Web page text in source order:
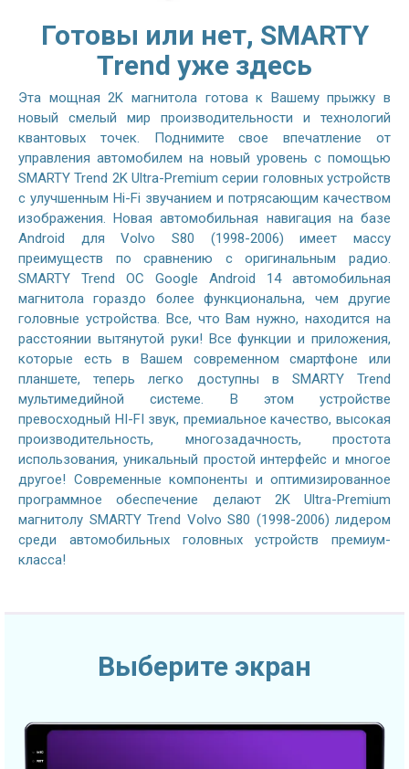
Готовы или нет, SMARTY
Trend уже здесь
Эта мощная 2K магнитола готова к Вашему прыжку в
новый смелый мир производительности и технологий
квантовых точек. Поднимите свое впечатление от
управления автомобилем на новый уровень с помощью
SMARTY Trend 2K Ultra-Premium серии головных устройств
с улучшенным Hi-Fi звучанием и потрясающим качеством
изображения. Новая автомобильная навигация на базе
Android для Volvo S80 (1998-2006) имеет массу
преимуществ по сравнению с оригинальным радио.
SMARTY Trend ОС Google Android 14 автомобильная
магнитола гораздо более функциональна, чем другие
головные устройства. Все, что Вам нужно, находится на
расстоянии вытянутой руки! Все функции и приложения,
которые есть в Вашем современном смартфоне или
планшете, теперь легко доступны в SMARTY Trend
мультимедийной системе. В этом устройстве
превосходный HI-FI звук, премиальное качество, высокая
производительность, многозадачность, простота
использования, уникальный простой интерфейс и многое
другое! Современные компоненты и оптимизированное
программное обеспечение делают 2K Ultra-Premium
магнитолу SMARTY Trend Volvo S80 (1998-2006) лидером
среди автомобильных головных устройств премиум-
класса!
Выберите экран